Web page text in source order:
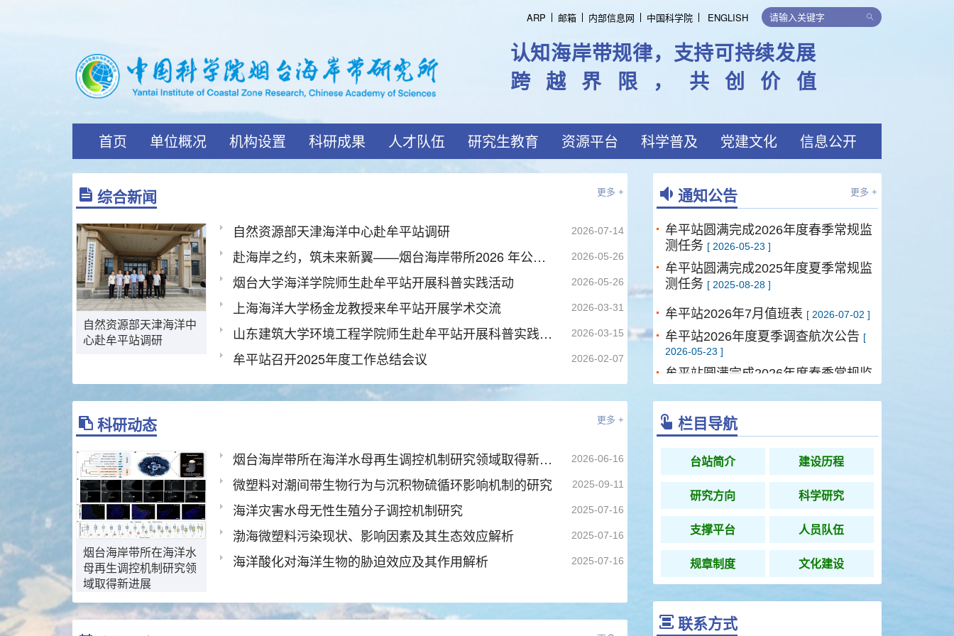
ARP 邮箱 内部信息网 中国科学院 ENGLISH
认知海岸带规律，支持可持续发展
跨越界限，共创价值
首页 单位概况 机构设置 科研成果 人才队伍 研究生教育 资源平台 科学普及 党建文化 信息公开
综合新闻 更多 +
自然资源部天津海洋中
心赴牟平站调研
2026-07-14
自然资源部天津海洋中心赴牟平站调研
2026-05-26
赴海岸之约，筑未来新翼——烟台海岸带所2026 年公众科学日成功举办
2026-05-26
烟台大学海洋学院师生赴牟平站开展科普实践活动
2026-03-31
上海海洋大学杨金龙教授来牟平站开展学术交流
2026-03-15
山东建筑大学环境工程学院师生赴牟平站开展科普实践活动
2026-02-07
牟平站召开2025年度工作总结会议
科研动态 更多 +
烟台海岸带所在海洋水
母再生调控机制研究领
域取得新进展
2026-06-16
烟台海岸带所在海洋水母再生调控机制研究领域取得新进展
2025-09-11
微塑料对潮间带生物行为与沉积物硫循环影响机制的研究
2025-07-16
海洋灾害水母无性生殖分子调控机制研究
2025-07-16
渤海微塑料污染现状、影响因素及其生态效应解析
2025-07-16
海洋酸化对海洋生物的胁迫效应及其作用解析
通知公告
牟平站2026年7月值班表
牟平站2026年度夏季调查航次公告[
2026-05-23 ]
牟平站圆满完成2026年度春季常规监
测任务[ 2026-05-23 ]
牟平站圆满完成2025年度夏季常规监
测任务[ 2025-08-28 ]
牟平站2026年7月值班表
牟平站2026年度夏季调查航次公告
2026-05-23 ]
牟平站圆满完成2026年度春季常规监
测任务[ 2026-05-23 ]
牟平站圆满完成2025年度夏季常规监
测任务 [ 2025-08-28 ]
更多 +
栏目导航
台站简介 建设历程
研究方向 科学研究
支撑平台 人员队伍
规章制度 文化建设
联系方式